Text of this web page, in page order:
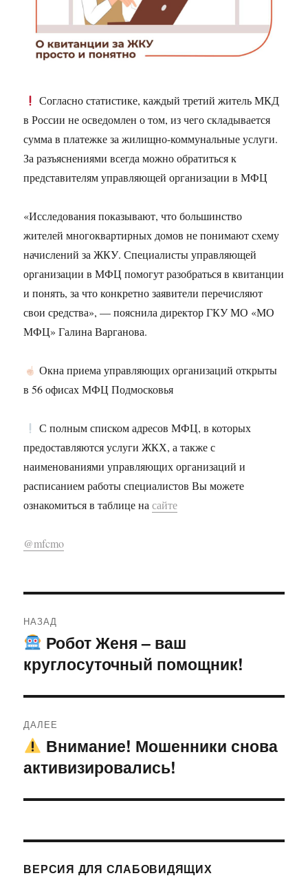
Согласно статистике, каждый третий житель МКД
в России не осведомлен о том, из чего складывается
сумма в платежке за жилищно-коммунальные услуги.
За разъяснениями всегда можно обратиться к
представителям управляющей организации в МФЦ
«Исследования показывают, что большинство
жителей многоквартирных домов не понимают схему
начислений за ЖКУ. Специалисты управляющей
организации в МФЦ помогут разобраться в квитанции
и понять, за что конкретно заявители перечисляют
свои средства», — пояснила директор ГКУ МО «МО
МФЦ» Галина Варганова.
Окна приема управляющих организаций открыты
в 56 офисах МФЦ Подмосковья
С полным списком адресов МФЦ, в которых
предоставляются услуги ЖКХ, а также с
наименованиями управляющих организаций и
расписанием работы специалистов Вы можете
ознакомиться в таблице насайте
@mfcmo
по
записям
НАЗАД
Предыдущая
запись:
Робот Женя – ваш
круглосуточный помощник!
ДАЛЕЕ
Следующая
запись:
Внимание! Мошенники снова
активизировались!
ВЕРСИЯ ДЛЯ СЛАБОВИДЯЩИХ